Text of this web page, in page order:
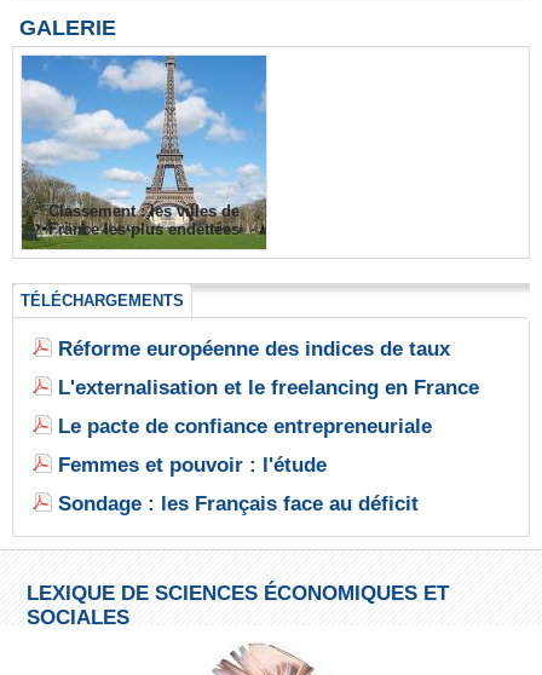
GALERIE
Classement : les villes de
France les plus endettées
TÉLÉCHARGEMENTS
Réforme européenne des indices de taux
L'externalisation et le freelancing en France
Le pacte de confiance entrepreneuriale
Femmes et pouvoir : l'étude
Sondage : les Français face au déficit
LEXIQUE DE SCIENCES ÉCONOMIQUES ET
SOCIALES